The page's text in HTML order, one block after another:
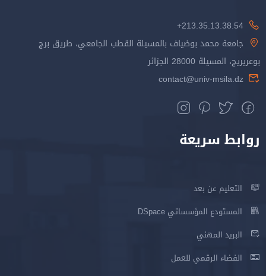
213.35.13.38.54+
جامعة محمد بوضياف بالمسيلة القطب الجامعي، طريق برج
بوعريريج، المسيلة 28000 الجزائر
contact@univ-msila.dz
روابط سريعة
التعليم عن بعد
المستودع المؤسساتي DSpace
البريد المهني
الفضاء الرقمي للعمل